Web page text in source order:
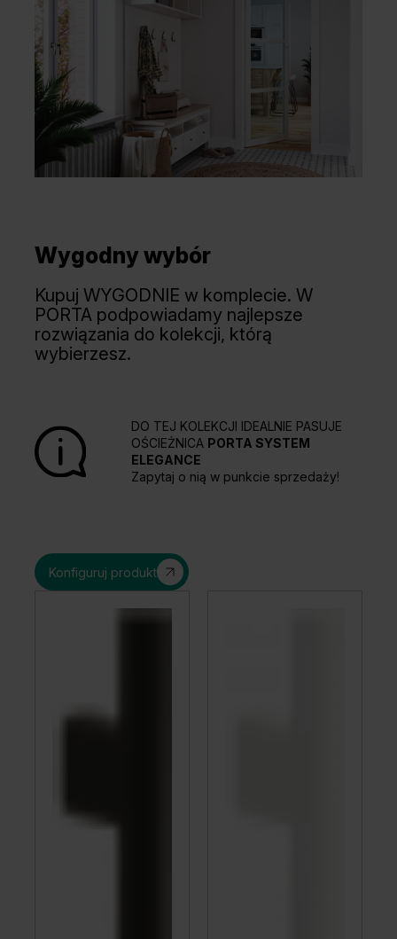
Wygodny wybór
Kupuj WYGODNIE w komplecie. W
PORTA podpowiadamy najlepsze
rozwiązania do kolekcji, którą
wybierzesz.
DO TEJ KOLEKCJI IDEALNIE PASUJE
OŚCIEŻNICA PORTA SYSTEM
ELEGANCE
Zapytaj o nią w punkcie sprzedaży!
Konfiguruj produkt